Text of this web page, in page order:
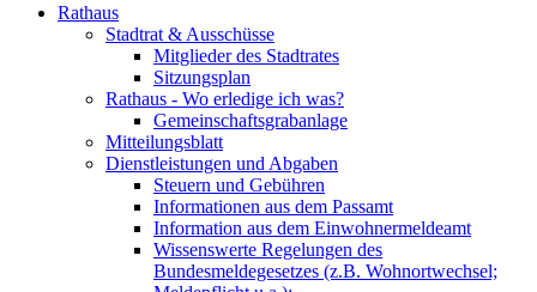
Rathaus
Stadtrat & Ausschüsse
Mitglieder des Stadtrates
Sitzungsplan
Rathaus - Wo erledige ich was?
Gemeinschaftsgrabanlage
Mitteilungsblatt
Dienstleistungen und Abgaben
Steuern und Gebühren
Informationen aus dem Passamt
Information aus dem Einwohnermeldeamt
Wissenswerte Regelungen des
Bundesmeldegesetzes (z.B. Wohnortwechsel;